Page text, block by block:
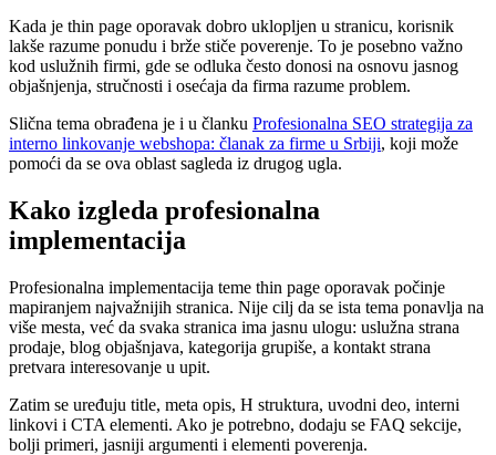
Kada je thin page oporavak dobro uklopljen u stranicu, korisnik
lakše razume ponudu i brže stiče poverenje. To je posebno važno
kod uslužnih firmi, gde se odluka često donosi na osnovu jasnog
objašnjenja, stručnosti i osećaja da firma razume problem.
Slična tema obrađena je i u članku Profesionalna SEO strategija za
interno linkovanje webshopa: članak za firme u Srbiji, koji može
pomoći da se ova oblast sagleda iz drugog ugla.
Kako izgleda profesionalna
implementacija
Profesionalna implementacija teme thin page oporavak počinje
mapiranjem najvažnijih stranica. Nije cilj da se ista tema ponavlja na
više mesta, već da svaka stranica ima jasnu ulogu: uslužna strana
prodaje, blog objašnjava, kategorija grupiše, a kontakt strana
pretvara interesovanje u upit.
Zatim se uređuju title, meta opis, H struktura, uvodni deo, interni
linkovi i CTA elementi. Ako je potrebno, dodaju se FAQ sekcije,
bolji primeri, jasniji argumenti i elementi poverenja.